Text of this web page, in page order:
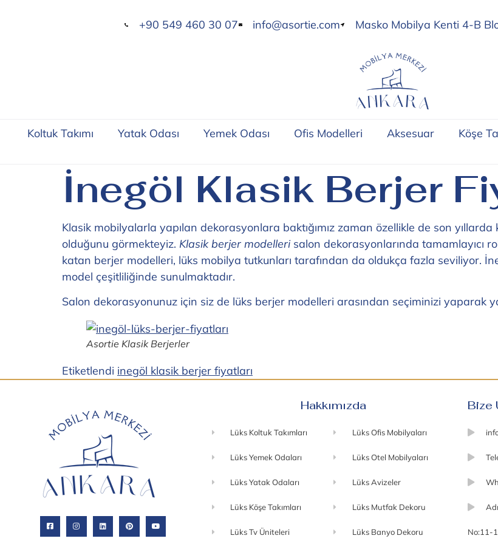
+90 549 460 30 07 info@asortie.com Masko Mobilya Kenti 4-B
Koltuk Takımı Yatak Odası Yemek Odası Ofis Modelleri Aksesuar Köşe
İnegöl Klasik Berjer
Klasik mobilyalarla yapılan dekorasyonlara baktığımız zaman özellikle de son
olduğunu görmekteyiz. Klasik berjer modelleri salon dekorasyonlarında tamamlayıcı
katan berjer modelleri, lüks mobilya tutkunları tarafından da oldukça fazla seviliyor.
model çeşitliliğinde sunulmaktadır.
Salon dekorasyonunuz için siz de lüks berjer modelleri arasından seçiminizi yaparak
Asortie Klasik Berjerler
Etiketlendi inegöl klasik berjer fiyatları
Hakkımızda
Lüks Koltuk Takımları
Lüks Yemek Odaları
Lüks Yatak Odaları
Lüks Köşe Takımları
Lüks Tv Üniteleri
Lüks Ofis Mobilyaları
Lüks Otel Mobilyaları
Lüks Avizeler
Lüks Mutfak Dekoru
Lüks Banyo Dekoru
Bize
No:11-